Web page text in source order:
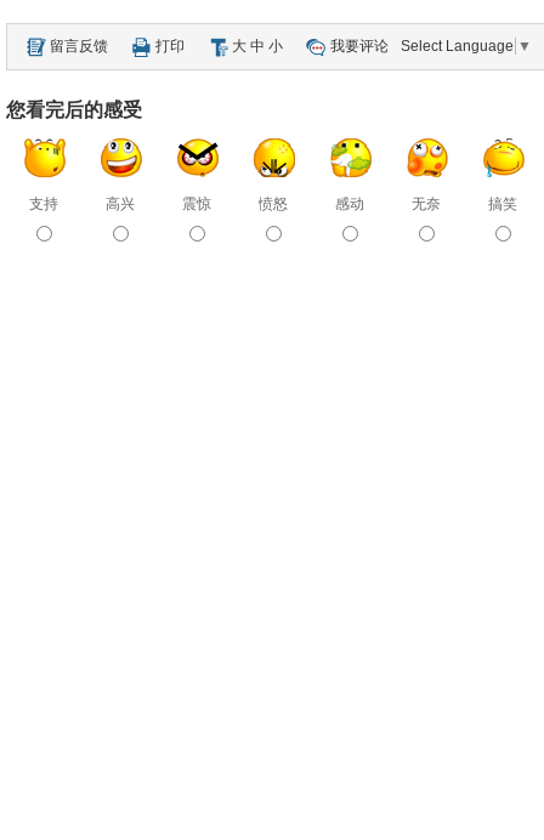
留言反馈 打印 大 中 小 我要评论 Select Language ▼
您看完后的感受
支持 高兴 震惊 愤怒 感动 无奈 搞笑